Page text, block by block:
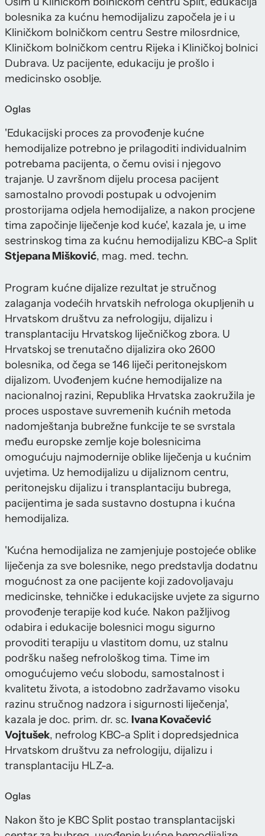
bolesnika za kućnu hemodijalizu započela je i u
Kliničkom bolničkom centru Sestre milosrdnice,
Kliničkom bolničkom centru Rijeka i Kliničkoj bolnici
Dubrava. Uz pacijente, edukaciju je prošlo i
medicinsko osoblje.
Oglas
'Edukacijski proces za provođenje kućne
hemodijalize potrebno je prilagoditi individualnim
potrebama pacijenta, o čemu ovisi i njegovo
trajanje. U završnom dijelu procesa pacijent
samostalno provodi postupak u odvojenim
prostorijama odjela hemodijalize, a nakon procjene
tima započinje liječenje kod kuće', kazala je, u ime
sestrinskog tima za kućnu hemodijalizu KBC-a Split
Stjepana Mišković, mag. med. techn.
Program kućne dijalize rezultat je stručnog
zalaganja vodećih hrvatskih nefrologa okupljenih u
Hrvatskom društvu za nefrologiju, dijalizu i
transplantaciju Hrvatskog liječničkog zbora. U
Hrvatskoj se trenutačno dijalizira oko 2600
bolesnika, od čega se 146 liječi peritonejskom
dijalizom. Uvođenjem kućne hemodijalize na
nacionalnoj razini, Republika Hrvatska zaokružila je
proces uspostave suvremenih kućnih metoda
nadomještanja bubrežne funkcije te se svrstala
među europske zemlje koje bolesnicima
omogućuju najmodernije oblike liječenja u kućnim
uvjetima. Uz hemodijalizu u dijaliznom centru,
peritonejsku dijalizu i transplantaciju bubrega,
pacijentima je sada sustavno dostupna i kućna
hemodijaliza.
'Kućna hemodijaliza ne zamjenjuje postojeće oblike
liječenja za sve bolesnike, nego predstavlja dodatnu
mogućnost za one pacijente koji zadovoljavaju
medicinske, tehničke i edukacijske uvjete za sigurno
provođenje terapije kod kuće. Nakon pažljivog
odabira i edukacije bolesnici mogu sigurno
provoditi terapiju u vlastitom domu, uz stalnu
podršku našeg nefrološkog tima. Time im
omogućujemo veću slobodu, samostalnost i
kvalitetu života, a istodobno zadržavamo visoku
razinu stručnog nadzora i sigurnosti liječenja',
kazala je doc. prim. dr. sc. Ivana Kovačević
Vojtušek, nefrolog KBC-a Split i dopredsjednica
Hrvatskom društvu za nefrologiju, dijalizu i
transplantaciju HLZ-a.
Oglas
Nakon što je KBC Split postao transplantacijski